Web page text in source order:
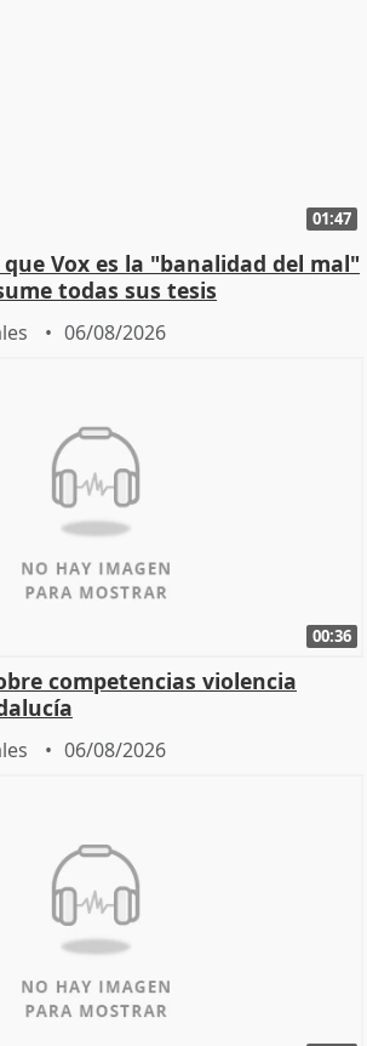
01:47
Vox es la "banalidad del mal"
todas sus tesis
06/08/2026
00:36
competencias violencia
06/08/2026